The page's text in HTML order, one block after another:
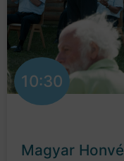
10:30
Magyar